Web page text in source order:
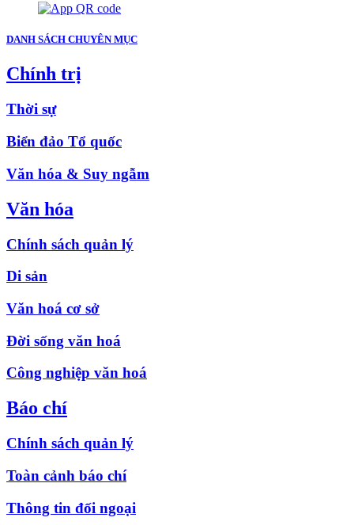
DANH SÁCH CHUYÊN MỤC
Chính trị
Thời sự
Biển đảo Tổ quốc
Văn hóa & Suy ngẫm
Văn hóa
Chính sách quản lý
Di sản
Văn hoá cơ sở
Đời sống văn hoá
Công nghiệp văn hoá
Báo chí
Chính sách quản lý
Toàn cảnh báo chí
Thông tin đối ngoại